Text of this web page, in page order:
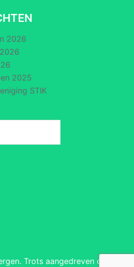
2026
2025
STIK
Trots aangedreven door